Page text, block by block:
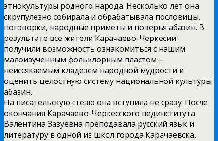
этнокультуры родного народа. Несколько лет она
скрупулезно собирала и обрабатывала пословицы,
поговорки, народные приметы и поверья абазин. В
результате все жители Карачаево-Черкесии
получили возможность ознакомиться с нашим
малоизученным фольклорным пластом –
неиссякаемым кладезем народной мудрости и
оценить целостную систему национальной культуры
абазин.
На писательскую стезю она вступила не сразу. После
окончания Карачаево-Черкесского пединститута
Валентина Зазуевна преподавала русский язык и
литературу в одной из школ города Карачаевска,